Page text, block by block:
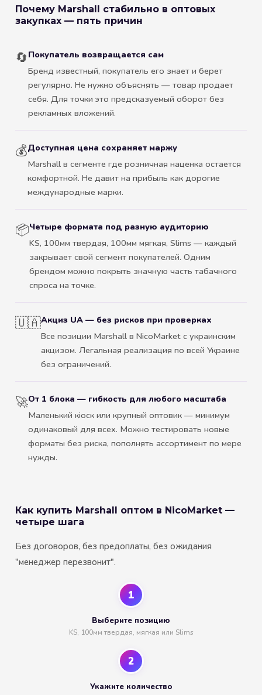
Почему Marshall стабильно в оптовых
закупках — пять причин
🔄Покупатель возвращается сам
Бренд известный, покупатель его знает и берет
регулярно. Не нужно объяснять — товар продает
себя. Для точки это предсказуемый оборот без
рекламных вложений.
💰Доступная цена сохраняет маржу
Marshall в сегменте где розничная наценка остается
комфортной. Не давит на прибыль как дорогие
международные марки.
📦Четыре формата под разную аудиторию
KS, 100мм твердая, 100мм мягкая, Slims — каждый
закрывает свой сегмент покупателей. Одним
брендом можно покрыть значную часть табачного
спроса на точке.
🇺🇦Акциз UA — без рисков при проверках
Все позиции Marshall в NicoMarket с украинским
акцизом. Легальная реализация по всей Украине
без ограничений.
🚀От 1 блока — гибкость для любого масштаба
Маленький кіоск или крупный оптовик — минимум
одинаковый для всех. Можно тестировать новые
форматы без риска, пополнять ассортимент по мере
нужды.
Как купить Marshall оптом в NicoMarket —
четыре шага
Без договоров, без предоплаты, без ожидания
"менеджер перезвонит".
1
Выберите позицию
KS, 100мм твердая, мягкая или Slims
2
Укажите количество